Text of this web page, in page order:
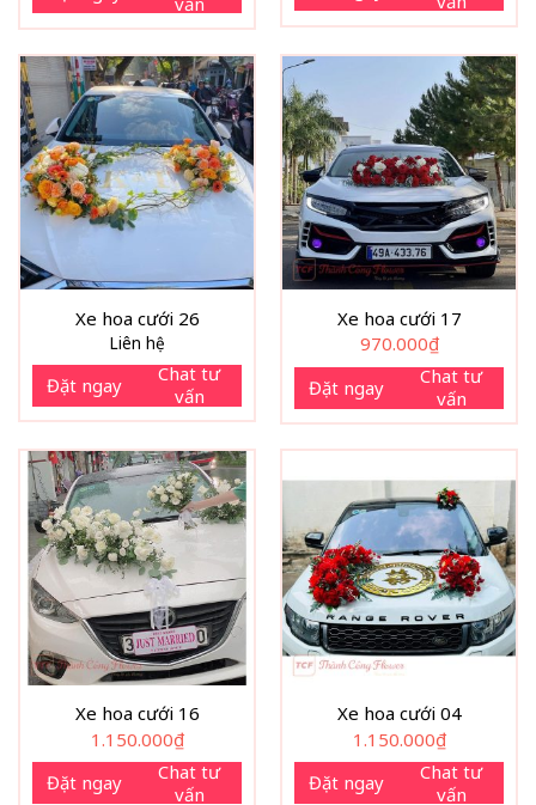
Xe hoa cưới 26
Liên hệ
Đặt ngay
Chat tư
vấn
Xe hoa cưới 17
970.000₫
Đặt ngay
Chat tư
vấn
Xe hoa cưới 16
1.150.000₫
Đặt ngay
Chat tư
vấn
Xe hoa cưới 04
1.150.000₫
Đặt ngay
Chat tư
vấn